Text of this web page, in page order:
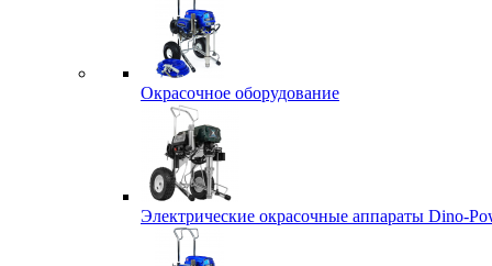
Окрасочное оборудование
Электрические окрасочные аппараты Dino-